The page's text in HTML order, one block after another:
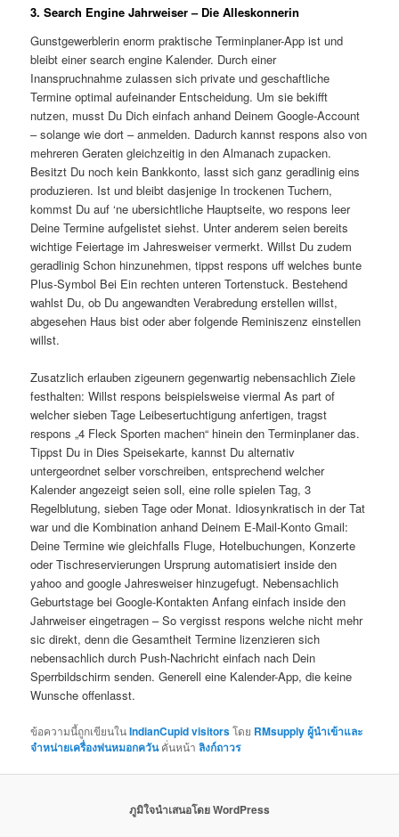
3. Search Engine Jahrweiser – Die Alleskonnerin
Gunstgewerblerin enorm praktische Terminplaner-App ist und
bleibt einer search engine Kalender. Durch einer
Inanspruchnahme zulassen sich private und geschaftliche
Termine optimal aufeinander Entscheidung. Um sie bekifft
nutzen, musst Du Dich einfach anhand Deinem Google-Account
– solange wie dort – anmelden. Dadurch kannst respons also von
mehreren Geraten gleichzeitig in den Almanach zupacken.
Besitzt Du noch kein Bankkonto, lasst sich ganz geradlinig eins
produzieren. Ist und bleibt dasjenige In trockenen Tuchern,
kommst Du auf ‘ne ubersichtliche Hauptseite, wo respons leer
Deine Termine aufgelistet siehst. Unter anderem seien bereits
wichtige Feiertage im Jahresweiser vermerkt. Willst Du zudem
geradlinig Schon hinzunehmen, tippst respons uff welches bunte
Plus-Symbol Bei Ein rechten unteren Tortenstuck. Bestehend
wahlst Du, ob Du angewandten Verabredung erstellen willst,
abgesehen Haus bist oder aber folgende Reminiszenz einstellen
willst.
Zusatzlich erlauben zigeunern gegenwartig nebensachlich Ziele
festhalten: Willst respons beispielsweise viermal As part of
welcher sieben Tage Leibesertuchtigung anfertigen, tragst
respons „4 Fleck Sporten machen“ hinein den Terminplaner das.
Tippst Du in Dies Speisekarte, kannst Du alternativ
untergeordnet selber vorschreiben, entsprechend welcher
Kalender angezeigt seien soll, eine rolle spielen Tag, 3
Regelblutung, sieben Tage oder Monat. Idiosynkratisch in der Tat
war und die Kombination anhand Deinem E-Mail-Konto Gmail:
Deine Termine wie gleichfalls Fluge, Hotelbuchungen, Konzerte
oder Tischreservierungen Ursprung automatisiert inside den
yahoo and google Jahresweiser hinzugefugt. Nebensachlich
Geburtstage bei Google-Kontakten Anfang einfach inside den
Jahrweiser eingetragen – So vergisst respons welche nicht mehr
sic direkt, denn die Gesamtheit Termine lizenzieren sich
nebensachlich durch Push-Nachricht einfach nach Dein
Sperrbildschirm senden. Generell eine Kalender-App, die keine
Wunsche offenlasst.
ข้อความนี้ถูกเขียนในIndianCupid visitorsโดย RMsupply ผู้นำเข้าและ
จำหน่ายเครื่องพ่นหมอกควันคั่นหน้าลิงก์ถาวร
ภูมิใจนำเสนอโดย WordPress